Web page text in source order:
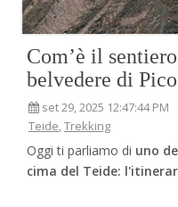
Com’è il
belvedere di
set 29, 2025 12:47:44 PM
Teide,Trekking
Oggi ti parliamo di uno
cima del Teide: